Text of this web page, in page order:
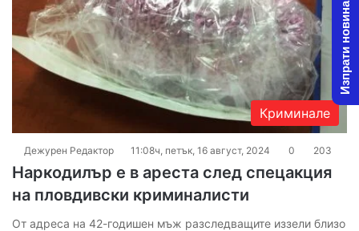
Криминале
Дежурен Редактор 11:08ч, петък, 16 август, 2024 0 203
Наркодилър е в ареста след спецакция
на пловдивски криминалисти
От адреса на 42-годишен мъж разследващите иззели близо
Изпрати новина